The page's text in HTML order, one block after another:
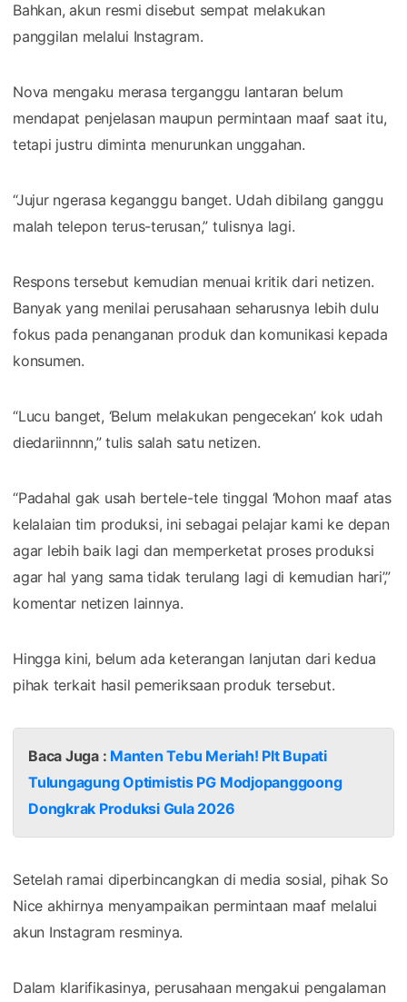
Bahkan, akun resmi disebut sempat melakukan
panggilan melalui Instagram.
Nova mengaku merasa terganggu lantaran belum
mendapat penjelasan maupun permintaan maaf saat itu,
tetapi justru diminta menurunkan unggahan.
“Jujur ngerasa keganggu banget. Udah dibilang ganggu
malah telepon terus-terusan,” tulisnya lagi.
Respons tersebut kemudian menuai kritik dari netizen.
Banyak yang menilai perusahaan seharusnya lebih dulu
fokus pada penanganan produk dan komunikasi kepada
konsumen.
“Lucu banget, ‘Belum melakukan pengecekan’ kok udah
diedariinnnn,” tulis salah satu netizen.
“Padahal gak usah bertele-tele tinggal ‘Mohon maaf atas
kelalaian tim produksi, ini sebagai pelajar kami ke depan
agar lebih baik lagi dan memperketat proses produksi
agar hal yang sama tidak terulang lagi di kemudian hari’,”
komentar netizen lainnya.
Hingga kini, belum ada keterangan lanjutan dari kedua
pihak terkait hasil pemeriksaan produk tersebut.
Baca Juga : Manten Tebu Meriah! Plt Bupati
Tulungagung Optimistis PG Modjopanggoong
Dongkrak Produksi Gula 2026
Setelah ramai diperbincangkan di media sosial, pihak So
Nice akhirnya menyampaikan permintaan maaf melalui
akun Instagram resminya.
Dalam klarifikasinya, perusahaan mengakui pengalaman